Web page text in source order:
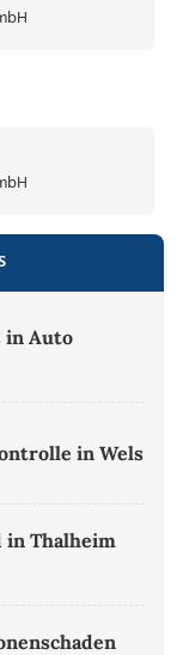
in Auto
in Wels
Thalheim